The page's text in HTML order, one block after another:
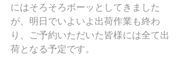
にはそろそろボーッとしてきました
が、明日でいよいよ出荷作業も終わ
り、ご予約いただいた皆様には全て出
荷となる予定です。